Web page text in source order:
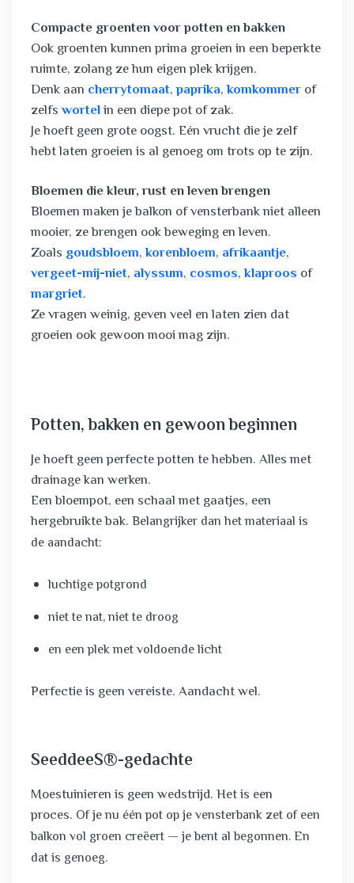
Compacte groenten voor potten en bakken
Ook groenten kunnen prima groeien in een beperkte
ruimte, zolang ze hun eigen plek krijgen.
Denk aan cherrytomaat,paprika,komkommerof
zelfswortelin een diepe pot of zak.
Je hoeft geen grote oogst. Eén vrucht die je zelf
hebt laten groeien is al genoeg om trots op te zijn.
Bloemen die kleur, rust en leven brengen
Bloemen maken je balkon of vensterbank niet alleen
mooier, ze brengen ook beweging en leven.
Zoals goudsbloem,korenbloem, afrikaantje,
vergeet-mij-niet, alyssum, cosmos,klaproos of
margriet.
Ze vragen weinig, geven veel en laten zien dat
groeien ook gewoon mooi mag zijn.
Potten, bakken en gewoon beginnen
Je hoeft geen perfecte potten te hebben. Alles met
drainage kan werken.
Een bloempot, een schaal met gaatjes, een
hergebruikte bak. Belangrijker dan het materiaal is
de aandacht:
luchtige potgrond
niet te nat, niet te droog
en een plek met voldoende licht
Perfectie is geen vereiste. Aandacht wel.
SeeddeeS®-gedachte
Moestuinieren is geen wedstrijd. Het is een
proces. Of je nu één pot op je vensterbank zet of een
balkon vol groen creëert — je bent al begonnen. En
dat is genoeg.